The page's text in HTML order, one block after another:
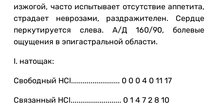
изжогой, часто испытывает отсутствие аппетита,
страдает неврозами, раздражителен. Сердце
перкутируется слева. А/Д 160/90, болевые
ощущения в эпигастральной области.
I. натощак:
Свободный HCl......................... 0 0 0 4 0 11 17
Связанный HCl.......................... 0 1 4 7 2 8 10